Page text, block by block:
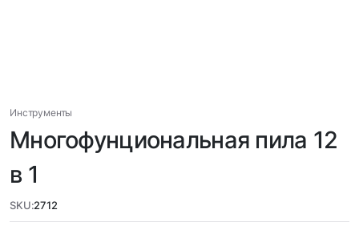
Инструменты
Многофунциональная пила 12
в 1
SKU:2712